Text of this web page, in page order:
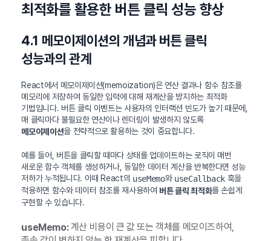
최적화를 활용한 버튼 클릭 성능 향상
4.1 메모이제이션의 개념과 버튼 클릭
성능과의 관계
React에서 메모이제이션(memoization)은 연산 결과나 함수 참조를
메모리에 저장하여 동일한 입력에 대해 재계산을 방지하는 최적화
기법입니다. 버튼 클릭 이벤트는 사용자의 인터랙션 빈도가 높기 때문에,
매 클릭마다 불필요한 연산이나 렌더링이 발생하지 않도록
메모이제이션을 전략적으로 활용하는 것이 중요합니다.
예를 들어, 버튼을 클릭할 때마다 상태를 업데이트하는 로직이 매번
새로운 함수 객체를 생성하거나, 동일한 데이터 계산을 반복한다면 성능
저하가 누적됩니다. 이때 React의 useMemo와 useCallback 훅을
적용하면 함수와 데이터 참조를 재사용하여 버튼 클릭 최적화를 손쉽게
구현할 수 있습니다.
useMemo:계산 비용이 큰 값 또는 객체를 메모이즈하여,